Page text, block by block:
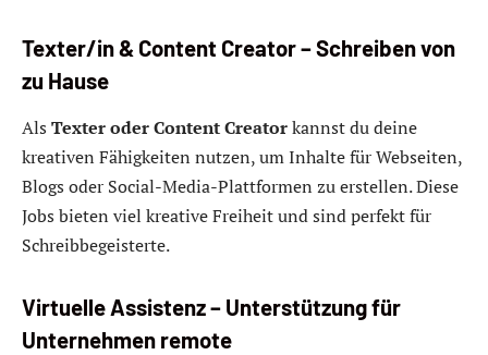
Texter/in & Content Creator – Schreiben von
zu Hause
Als Texter oder Content Creatorkannst du deine
kreativen Fähigkeiten nutzen, um Inhalte für Webseiten,
Blogs oder Social-Media-Plattformen zu erstellen. Diese
Jobs bieten viel kreative Freiheit und sind perfekt für
Schreibbegeisterte.
Virtuelle Assistenz – Unterstützung für
Unternehmen remote